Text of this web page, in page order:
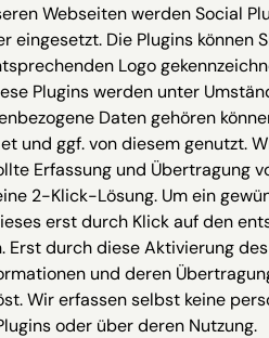
Webseiten werden Social
eingesetzt. Die Plugins können
Logo
Plugins werden unter
Daten gehören
und ggf. von diesem genutzt.
Erfassung und Übertragung
2-Klick-Lösung. Um ein
erst durch Klick auf den
Erst durch diese Aktivierung
und deren
Wir erfassen selbst keine
oder über deren Nutzung.